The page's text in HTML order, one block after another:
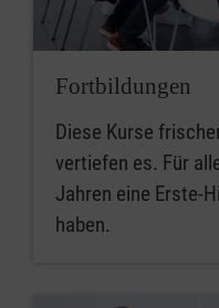
Fortbildungen
Diese Kurse
vertiefen es. Für
Jahren eine Erste-
haben.